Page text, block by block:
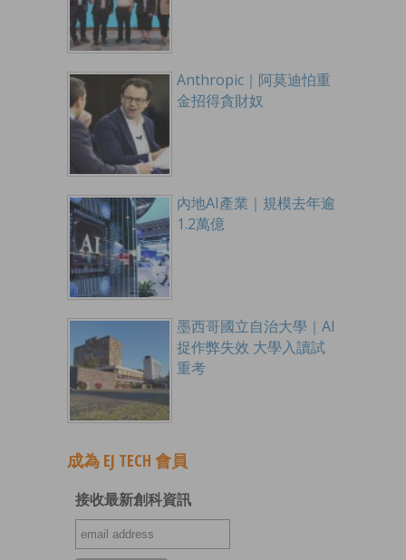
Anthropic｜阿莫迪怕重
金招得貪財奴
內地AI產業｜規模去年逾
1.2萬億
墨西哥國立自治大學｜AI
捉作弊失效 大學入讀試
重考
成為 EJ TECH 會員
接收最新創科資訊